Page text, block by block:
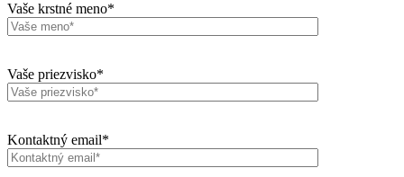
Vaše krstné meno*
Vaše priezvisko*
Kontaktný email*